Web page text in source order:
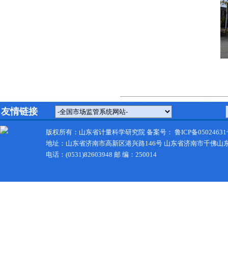
友情链接
版权所有：山东省计量科学研究院 备案号： 鲁ICP备05024631
地址：山东省济南市高新区港兴路146号 山东省济南市千佛
电话：(0531)82603948 邮 编：250014